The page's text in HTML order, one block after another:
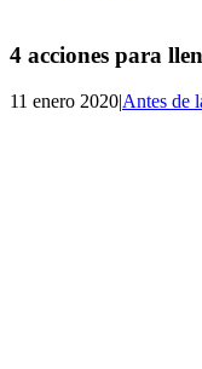
4 acciones para
11 enero 2020|Antes de